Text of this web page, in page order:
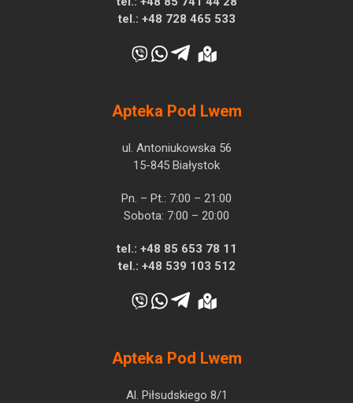
tel.: +48 728 465 533
Apteka Pod Lwem
ul. Antoniukowska 56
15-845 Białystok
Pn. – Pt.: 7:00 – 21:00
Sobota: 7:00 – 20:00
tel.: +48 85 653 78 11
tel.: +48 539 103 512
Apteka Pod Lwem
Al. Piłsudskiego 8/1